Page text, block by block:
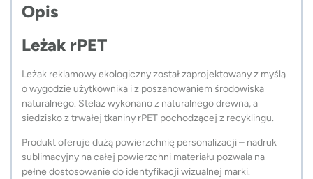
Opis
Leżak rPET
Leżak reklamowy ekologiczny został zaprojektowany z myślą
o wygodzie użytkownika i z poszanowaniem środowiska
naturalnego. Stelaż wykonano z naturalnego drewna, a
siedzisko z trwałej tkaniny rPET pochodzącej z recyklingu.
Produkt oferuje dużą powierzchnię personalizacji – nadruk
sublimacyjny na całej powierzchni materiału pozwala na
pełne dostosowanie do identyfikacji wizualnej marki.